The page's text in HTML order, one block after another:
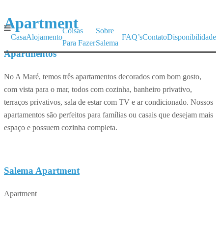
CasaAlojamento
Coisas
Para Fazer
Sobre
Salema
FAQ’sContatoDisponibilidade
Apartment
Apartmentos
No A Maré, temos três apartamentos decorados com bom gosto,
com vista para o mar, todos com cozinha, banheiro privativo,
terraços privativos, sala de estar com TV e ar condicionado. Nossos
apartamentos são perfeitos para famílias ou casais que desejam mais
espaço e possuem cozinha completa.
Salema Apartment
Apartment